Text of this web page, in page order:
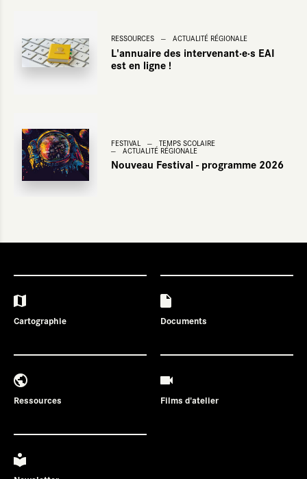
RESSOURCES ACTUALITÉ RÉGIONALE
L'annuaire des intervenant·e·s EAI
est en ligne !
FESTIVAL TEMPS SCOLAIRE
ACTUALITÉ RÉGIONALE
Nouveau Festival - programme 2026
Cartographie Documents
Ressources Films d'atelier